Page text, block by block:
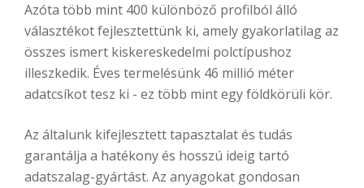
Azóta több mint 400 különböző profilból álló
választékot fejlesztettünk ki, amely gyakorlatilag az
összes ismert kiskereskedelmi polctípushoz
illeszkedik. Éves termelésünk 46 millió méter
adatcsíkot tesz ki - ez több mint egy földkörüli kör.
Az általunk kifejlesztett tapasztalat és tudás
garantálja a hatékony és hosszú ideig tartó
adatszalag-gyártást. Az anyagokat gondosan